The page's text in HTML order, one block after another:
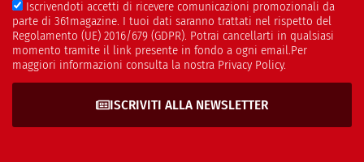
Iscrivendoti accetti di ricevere comunicazioni promozionali da
parte di 361magazine. I tuoi dati saranno trattati nel rispetto del
Regolamento (UE) 2016/679 (GDPR). Potrai cancellarti in qualsiasi
momento tramite il link presente in fondo a ogni email.Per
maggiori informazioni consulta la nostra Privacy Policy.
ISCRIVITI ALLA NEWSLETTER